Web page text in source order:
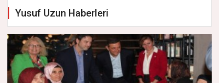
Yusuf Uzun Haberleri